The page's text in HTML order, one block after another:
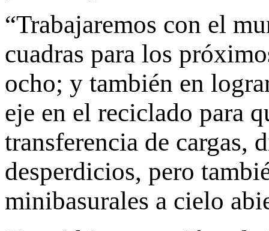
“Trabajaremos con el
cuadras para los
ocho; y también en
eje en el reciclado para
transferencia de cargas,
desperdicios, pero
minibasurales a cielo